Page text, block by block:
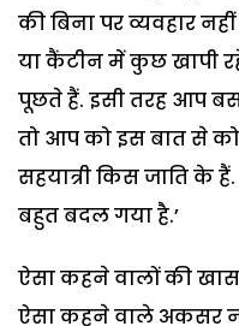
की बिना पर व्यवहार
या कैंटीन में कुछ खापी रहे
पूछते हैं. इसी तरह आप
तो आप को इस बात से
सहयात्री किस जाति के
बहुत बदल गया है.’
ऐसा कहने वालों की
ऐसा कहने वाले अकसर